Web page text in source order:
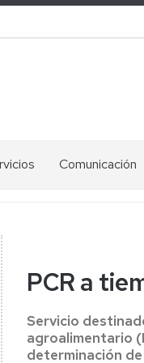
Comunicación
divulgación
IA2
Boletines
PCR a
Servicio
agroalimentario
determinación